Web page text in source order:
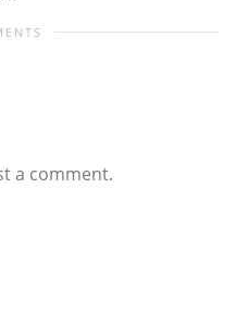
a comment.